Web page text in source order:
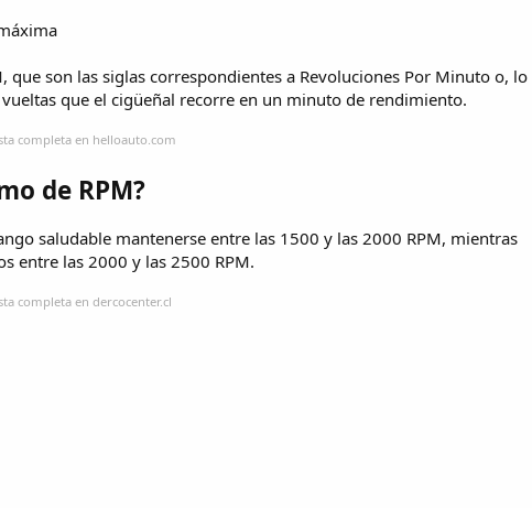
que son las siglas correspondientes a Revoluciones Por Minuto o, lo
que el cigüeñal recorre en un minuto de rendimiento.
completa en helloauto.com
de RPM?
saludable mantenerse entre las 1500 y las 2000 RPM, mientras
entre las 2000 y las 2500 RPM.
completa en dercocenter.cl